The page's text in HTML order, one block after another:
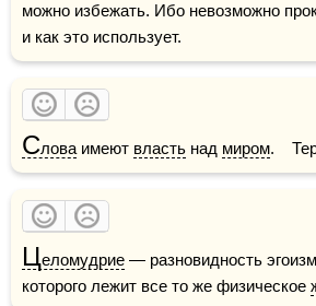
можно избежать. Ибо невозможно
и как это использует.
Слова имеют власть над миром.
Целомудрие — разновидность
которого лежит все то же физическое